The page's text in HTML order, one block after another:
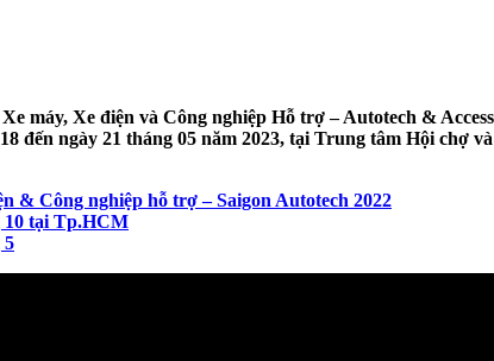
Xe điện và Công nghiệp Hỗ trợ – Autotech &
đến ngày 21 tháng 05 năm 2023, tại Trung tâm Hội chợ
& Công nghiệp hỗ trợ – Saigon Autotech 2022
10 tại Tp.HCM
5